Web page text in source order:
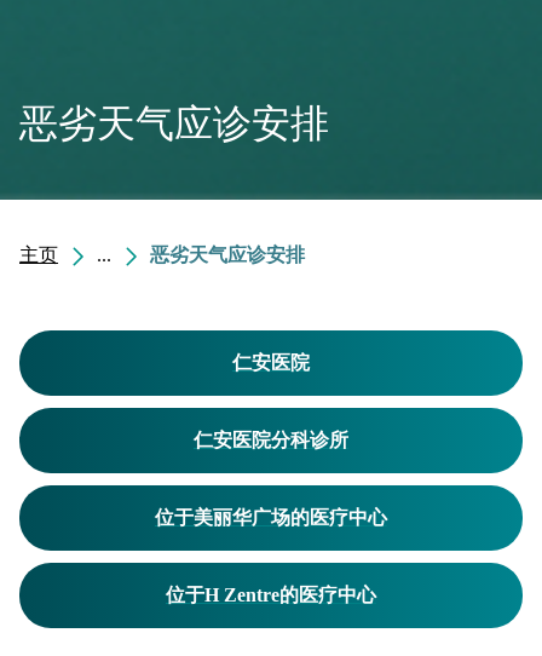
恶劣天气应诊安排
主页 ... 恶劣天气应诊安排
仁安医院
仁安医院分科诊所
位于美丽华广场的医疗中心
位于H Zentre的医疗中心